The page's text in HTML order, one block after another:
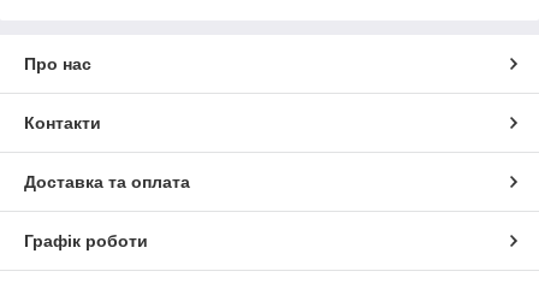
Про нас
Контакти
Доставка та оплата
Графік роботи